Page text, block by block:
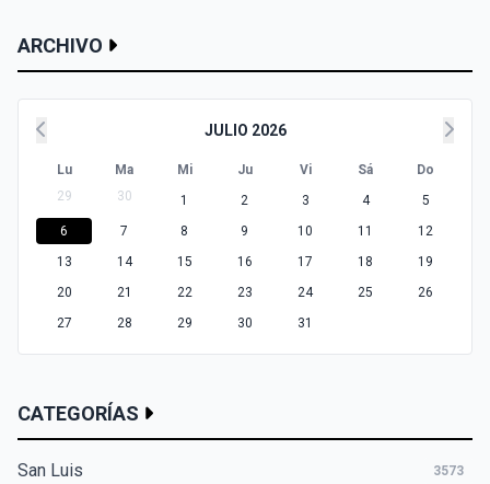
ARCHIVO
JULIO 2026
Lu Ma Mi Ju Vi Sá
Do
29
30 1 2 3 4
5
6
7 8 9 10 11
12
13
14 15 16 17 18
19
20
21 22 23 24 25
26
27
28 29 30 31
CATEGORÍAS
San Luis 3573